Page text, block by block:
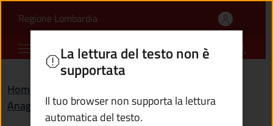
Presso quale comune
Regione Lombardia(apre in un'altra scheda).
Comune di Cedegolo
Home
Anagrafe e stato civile
La lettura del testo non è
supportata
Il tuo browser non supporta la lettura
automatica del testo.